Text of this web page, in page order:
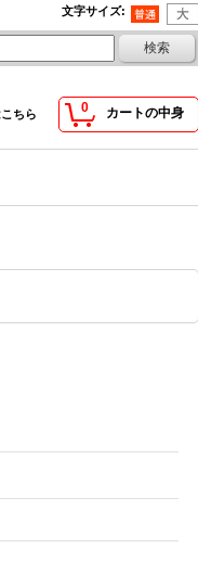
文字サイズ:
0 カートの中身
ちら